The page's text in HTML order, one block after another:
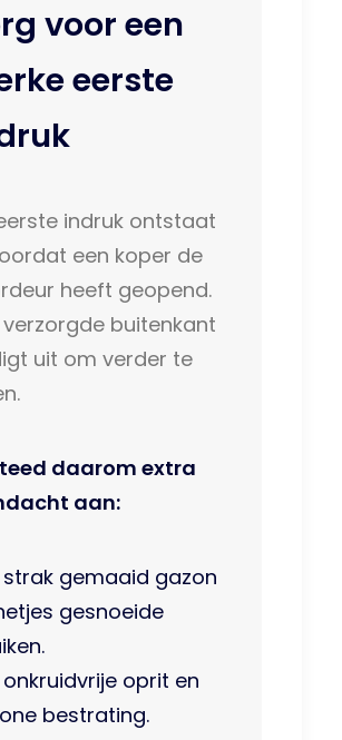
voor een
eerste
indruk ontstaat
een koper de
heeft geopend.
verzorgde buitenkant
uit om verder te
daarom extra
aan:
strak gemaaid gazon
gesnoeide
onkruidvrije oprit en
bestrating.